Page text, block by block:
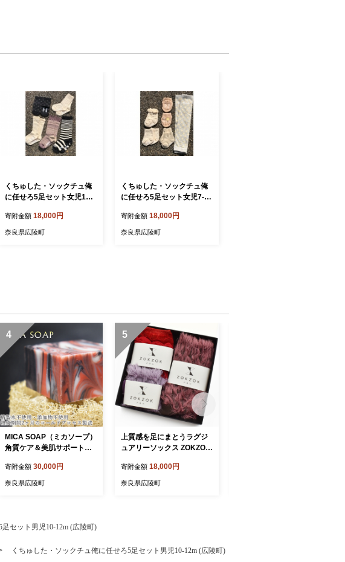
くちゅした・ソックチュ俺
に任せろ5足セット女児13-1
寄附金額 18,000円
奈良県広陵町
くちゅした・ソックチュ俺
に任せろ5足セット女児7-9c
寄附金額 18,000円
奈良県広陵町
4
MICA SOAP（ミカソープ）
角質ケア＆美肌サポート洗
寄附金額 30,000円
奈良県広陵町
5
上質感を足にまとうラグジ
ュアリーソックス ZOKZOK
下 くつした くつ下 ソック
ス 足元 ラグジュアリー 婦
寄附金額 18,000円
奈良県広陵町
セット男児10-12m (広陵町)
くちゅした・ソックチュ俺に任せろ5足セット男児10-12m (広陵町)